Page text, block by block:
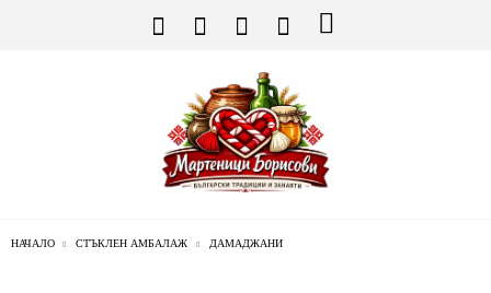
НАЧАЛО СТЪКЛЕН АМБАЛАЖ ДАМАДЖАНИ